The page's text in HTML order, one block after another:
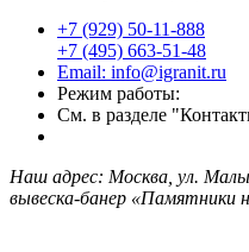
+7 (929) 50-11-888
+7 (495) 663-51-48
Email: info@igranit.ru
Режим работы:
См. в разделе
Наш адрес: Москва, ул.
вывеска-банер